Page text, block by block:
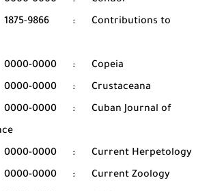
1875-9866 :
Contributions to
0000-0000 :
Copeia
0000-0000 :
Crustaceana
0000-0000 :
Cuban Journal of
0000-0000 :
Current Herpetology
0000-0000 :
Current Zoology